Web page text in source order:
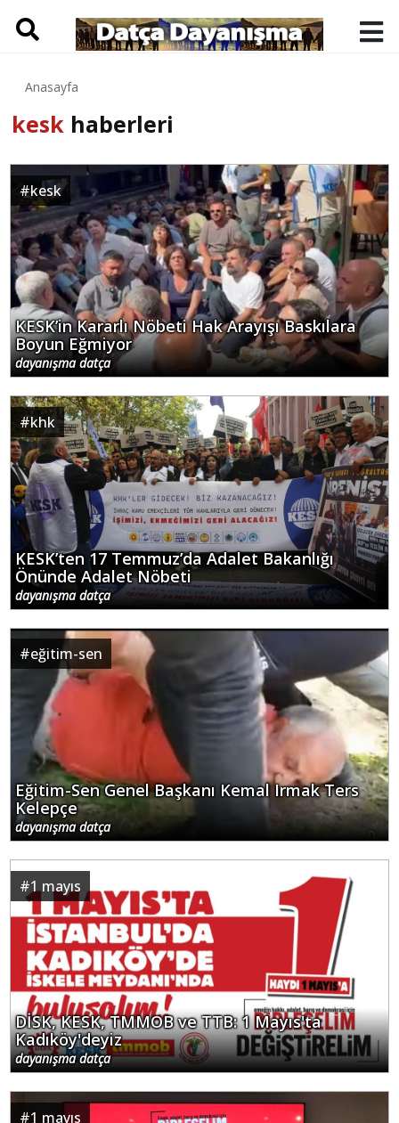
Anasayfa
kesk haberleri
#kesk
KESK’in Kararlı Nöbeti Hak Arayışı Baskılara
Boyun Eğmiyor
dayanışma datça
#khk
KESK’ten 17 Temmuz’da Adalet Bakanlığı
Önünde Adalet Nöbeti
dayanışma datça
#eğitim-sen
Eğitim-Sen Genel Başkanı Kemal Irmak Ters
Kelepçe
dayanışma datça
#1 mayıs
DİSK, KESK, TMMOB ve TTB: 1 Mayıs'ta
Kadıköy'deyiz
dayanışma datça
#1 mayıs